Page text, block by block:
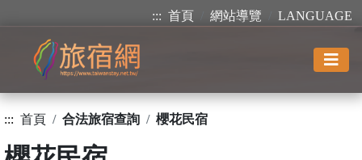
::: 首頁 網站導覽 LANGUAGE
::: 首頁 合法旅宿查詢 櫻花民宿